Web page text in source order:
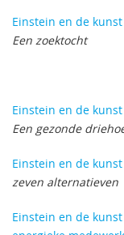
Einstein en de
Een zoektocht
Einstein en de
Een gezonde
Einstein en de
zeven alternatieven
Einstein en de